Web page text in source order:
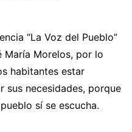
“La Voz del Pueblo”
María Morelos, por lo
habitantes estar
sus necesidades, porque
sí se escucha.